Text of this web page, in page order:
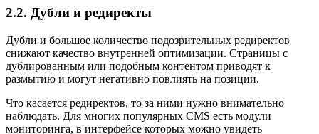
2.2. Дубли и редиректы
Дубли и большое количество подозрительных редиректов
снижают качество внутренней оптимизации. Страницы с
дублированным или подобным контентом приводят к
размытию и могут негативно повлиять на позиции.
Что касается редиректов, то за ними нужно внимательно
наблюдать. Для многих популярных CMS есть модули
мониторинга, в интерфейсе которых можно увидеть